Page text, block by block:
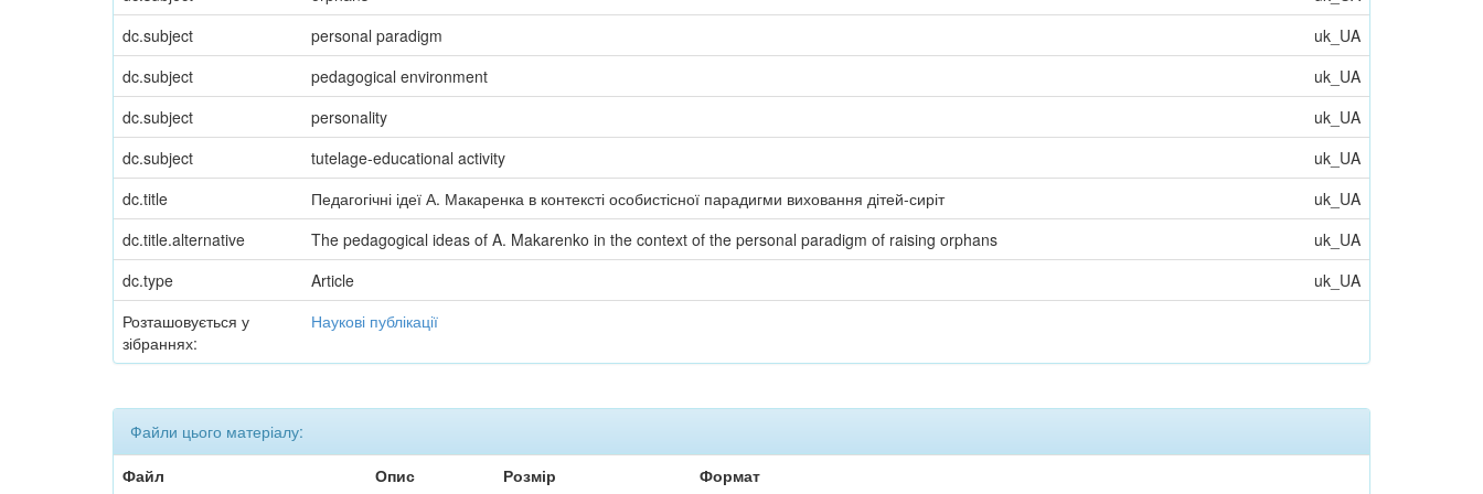
dc.subject
personal paradigm
uk_UA
dc.subject
pedagogical environment
uk_UA
dc.subject
personality
uk_UA
dc.subject
tutelage-educational activity
uk_UA
dc.title
Педагогічні ідеї А. Макаренка в контексті особистісної парадигми виховання дітей-сиріт
uk_UA
dc.title.alternative
The pedagogical ideas of A. Makarenko in the context of the personal paradigm of raising orphans
uk_UA
dc.type
Article
uk_UA
Розташовується у
зібраннях:
Наукові публікації
Файли цього матеріалу:
Файл
Опис Розмір Формат